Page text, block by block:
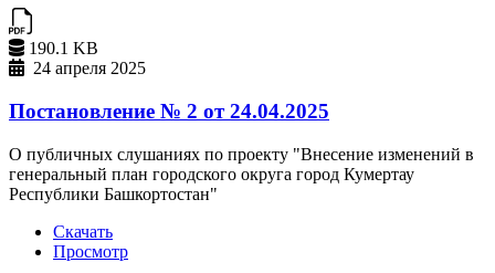
190.1 KB
24 апреля 2025
Постановление № 2 от 24.04.2025
О публичных слушаниях по проекту "Внесение изменений в
генеральный план городского округа город Кумертау
Республики Башкортостан"
Скачать
Просмотр